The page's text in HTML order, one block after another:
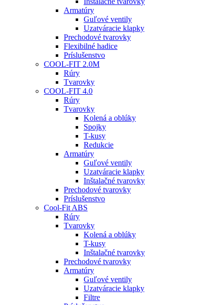
Armatúry
Guľové ventily
Uzatváracie klapky
Prechodové tvarovky
Flexibilné hadice
Príslušenstvo
COOL-FIT 2.0M
Rúry
Tvarovky
COOL-FIT 4.0
Rúry
Tvarovky
Kolená a oblúky
Spojky
T-kusy
Redukcie
Armatúry
Guľové ventily
Uzatváracie klapky
Inštalačné tvarovky
Prechodové tvarovky
Príslušenstvo
Cool-Fit ABS
Rúry
Tvarovky
Kolená a oblúky
T-kusy
Inštalačné tvarovky
Prechodové tvarovky
Armatúry
Guľové ventily
Uzatváracie klapky
Filtre